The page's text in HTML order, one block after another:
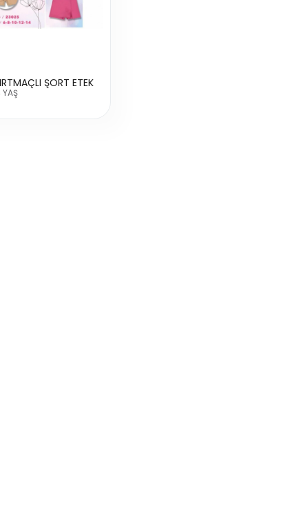
ŞORT ETEK